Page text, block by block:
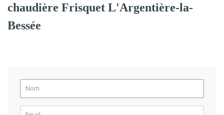
chaudière Frisquet L'Argentière-la-
Bessée